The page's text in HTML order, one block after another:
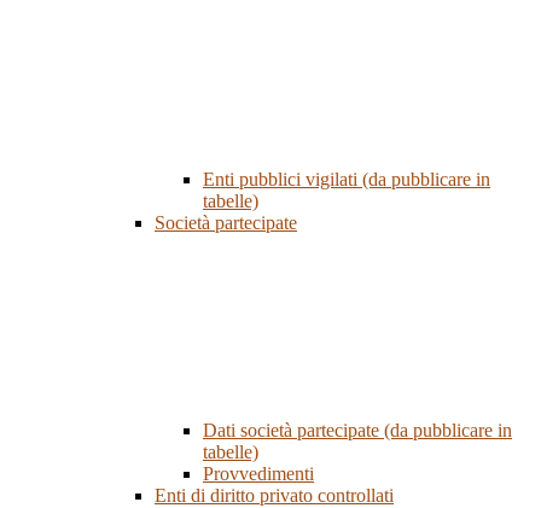
Enti pubblici vigilati (da pubblicare in
tabelle)
Società partecipate
Dati società partecipate (da pubblicare in
tabelle)
Provvedimenti
Enti di diritto privato controllati